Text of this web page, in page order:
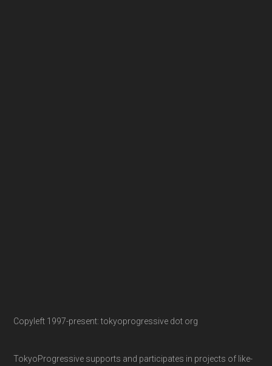
Copyleft 1997-present: tokyoprogressive dot org
TokyoProgressive supports and participates in projects of like-